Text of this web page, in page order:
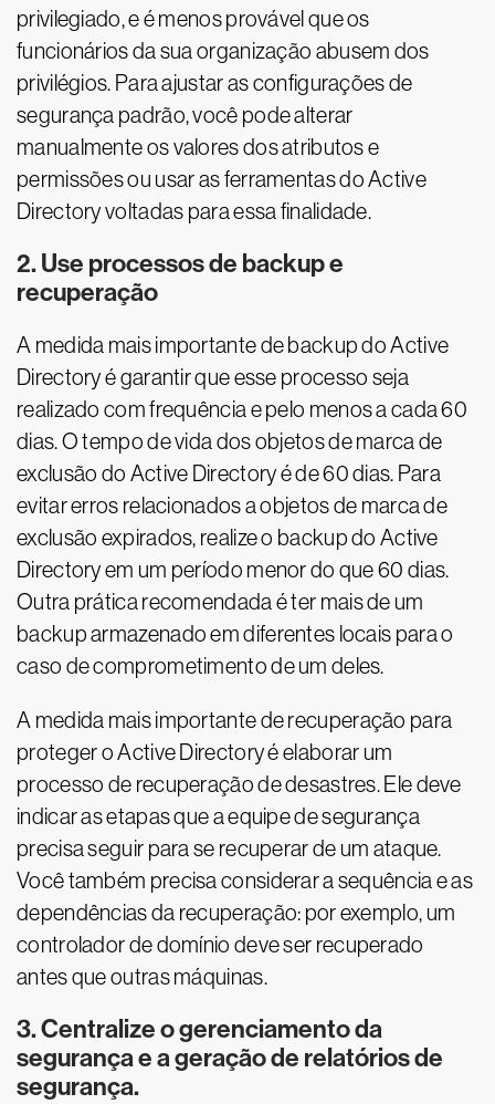
privilegiado, e é menos provável que os
funcionários da sua organização abusem dos
privilégios. Para ajustar as configurações de
segurança padrão, você pode alterar
manualmente os valores dos atributos e
permissões ou usar as ferramentas do Active
Directory voltadas para essa finalidade.
2. Use processos de backup e
recuperação
A medida mais importante de backup do Active
Directory é garantir que esse processo seja
realizado com frequência e pelo menos a cada 60
dias. O tempo de vida dos objetos de marca de
exclusão do Active Directory é de 60 dias. Para
evitar erros relacionados a objetos de marca de
exclusão expirados, realize o backup do Active
Directory em um período menor do que 60 dias.
Outra prática recomendada é ter mais de um
backup armazenado em diferentes locais para o
caso de comprometimento de um deles.
A medida mais importante de recuperação para
proteger o Active Directory é elaborar um
processo de recuperação de desastres. Ele deve
indicar as etapas que a equipe de segurança
precisa seguir para se recuperar de um ataque.
Você também precisa considerar a sequência e as
dependências da recuperação: por exemplo, um
controlador de domínio deve ser recuperado
antes que outras máquinas.
3. Centralize o gerenciamento da
segurança e a geração de relatórios de
segurança.